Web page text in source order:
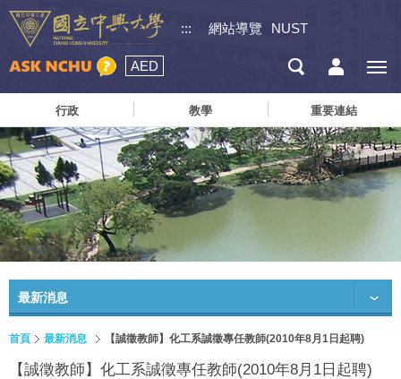
::: 網站導覽 NUST
AED
行政 教學 重要連結
最新消息
首頁 最新消息 【誠徵教師】化工系誠徵專任教師(2010年8月1日起聘)
【誠徵教師】化工系誠徵專任教師(2010年8月1日起聘)